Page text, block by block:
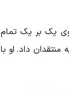
یک بر یک تمام
داد. او با